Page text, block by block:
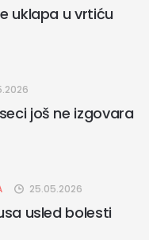
uklapa u vrtiću
još ne izgovara
25.05.2026
usled bolesti